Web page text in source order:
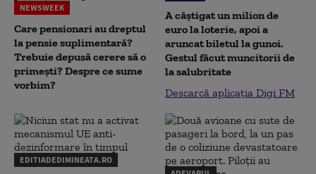
NEWSWEEK
Care pensionari au dreptul
la pensie suplimentară?
Trebuie depusă cerere să o
primești? Despre ce sume
vorbim?
A câștigat un milion de
euro la loterie, apoi a
aruncat biletul la gunoi.
Gestul făcut muncitorii de
la salubritate
Descarcă aplicația Digi FM
EDITIADEDIMINEATA.RO